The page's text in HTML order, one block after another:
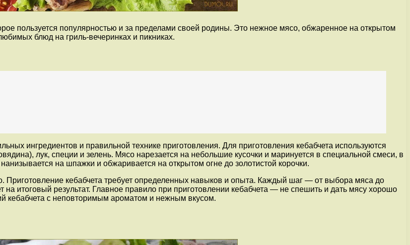
пользуется популярностью и за пределами своей родины. Это нежное мясо, обжаренное на открытом
блюд на гриль-вечеринках и пикниках.
ингредиентов и правильной технике приготовления. Для приготовления кебабчета используются
лук, специи и зелень. Мясо нарезается на небольшие кусочки и маринуется в специальной смеси, в
на шпажки и обжаривается на открытом огне до золотистой корочки.
Приготовление кебабчета требует определенных навыков и опыта. Каждый шаг — от выбора мяса до
итоговый результат. Главное правило при приготовлении кебабчета — не спешить и дать мясу хорошо
кебабчета с неповторимым ароматом и нежным вкусом.